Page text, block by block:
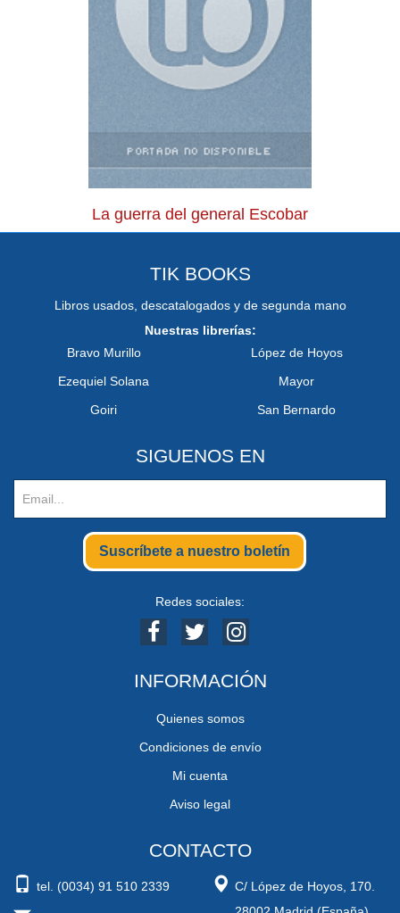
La guerra del general Escobar
TIK BOOKS
Libros usados, descatalogados y de segunda mano
Nuestras librerías:
Bravo Murillo
Ezequiel Solana
Goiri
López de Hoyos
Mayor
San Bernardo
SIGUENOS EN
Suscríbete a nuestro boletín
Redes sociales:
INFORMACIÓN
Quienes somos
Condiciones de envío
Mi cuenta
Aviso legal
CONTACTO
tel. (0034) 91 510 2339
C/ López de Hoyos, 170.